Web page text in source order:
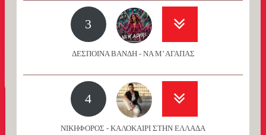
3
ΔΕΣΠΟΙΝΑ ΒΑΝΔΗ - ΝΑ Μ’ ΑΓΑΠΑΣ
4
ΝΙΚΗΦΟΡΟΣ - ΚΑΛΟΚΑΙΡΙ ΣΤΗΝ ΕΛΛΑΔΑ